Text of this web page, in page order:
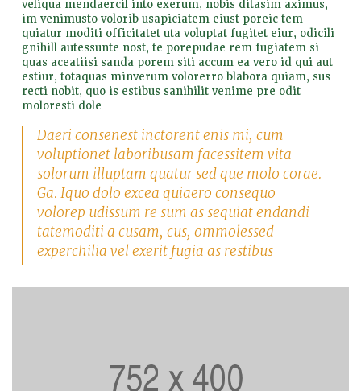
veliqua mendaercil into exerum, nobis ditasim aximus,
im venimusto volorib usapiciatem eiust poreic tem
quiatur moditi officitatet uta voluptat fugitet eiur, odicili
gnihill autessunte nost, te porepudae rem fugiatem si
quas aceatiisi sanda porem siti accum ea vero id qui aut
estiur, totaquas minverum volorerro blabora quiam, sus
recti nobit, quo is estibus sanihilit venime pre odit
moloresti dole
Daeri consenest inctorent enis mi, cum
voluptionet laboribusam facessitem vita
solorum illuptam quatur sed que molo corae.
Ga. Iquo dolo excea quiaero consequo
volorep udissum re sum as sequiat endandi
tatemoditi a cusam, cus, ommolessed
experchilia vel exerit fugia as restibus